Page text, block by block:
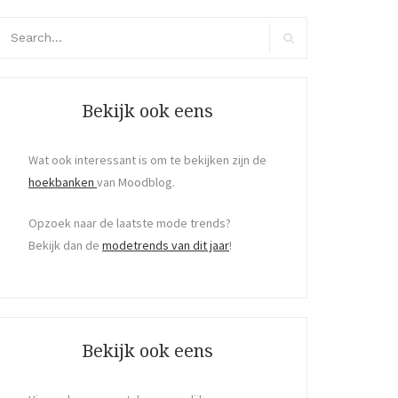
Bekijk ook eens
Wat ook interessant is om te bekijken zijn de
hoekbanken van Moodblog.
Opzoek naar de laatste mode trends?
Bekijk dan de modetrends van dit jaar!
Bekijk ook eens